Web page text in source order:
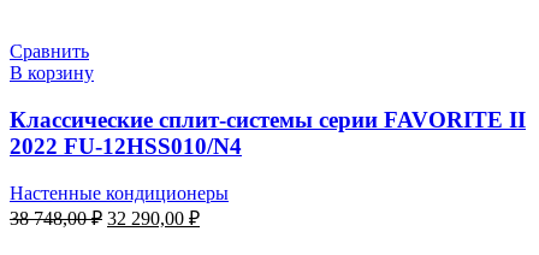
Сравнить
В корзину
Классические сплит-системы серии FAVORITE II
2022 FU-12HSS010/N4
Настенные кондиционеры
38 748,00₽ Первоначальная
32 290,00 ₽Текущая